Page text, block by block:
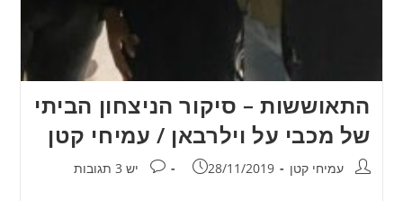
התאוששות – סיקור הניצחון הביתי
של מכבי על וילרבאן / עמיחי קטן
מחבר:עמיחי קטן פורסם:
28/11/2019 תגובות:
יש 3 תגובות